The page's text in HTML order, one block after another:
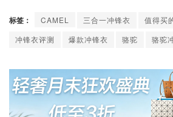
标签： CAMEL 三合一冲锋衣 值得买
冲锋衣评测
爆款冲锋衣 骆驼 骆驼